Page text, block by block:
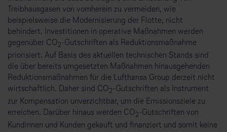
Treibhausgasen von vornherein zu vermeiden, wie
beispielsweise die Modernisierung der Flotte, nicht
behindert. Investitionen in operative Maßnahmen werden
gegenüber CO2-Gutschriften als Reduktionsmaßnahme
priorisiert. Auf Basis des aktuellen technischen Stands sind
die über bereits umgesetzten Maßnahmen hinausgehenden
Reduktionsmaßnahmen für die Lufthansa Group derzeit nicht
wirtschaftlich. Daher sind CO2-Gutschriften als Instrument
zur Kompensation unverzichtbar, um die Emissionsziele zu
erreichen. Darüber hinaus werden CO2-Gutschriften von
Kundinnen und Kunden gekauft und finanziert und somit keine